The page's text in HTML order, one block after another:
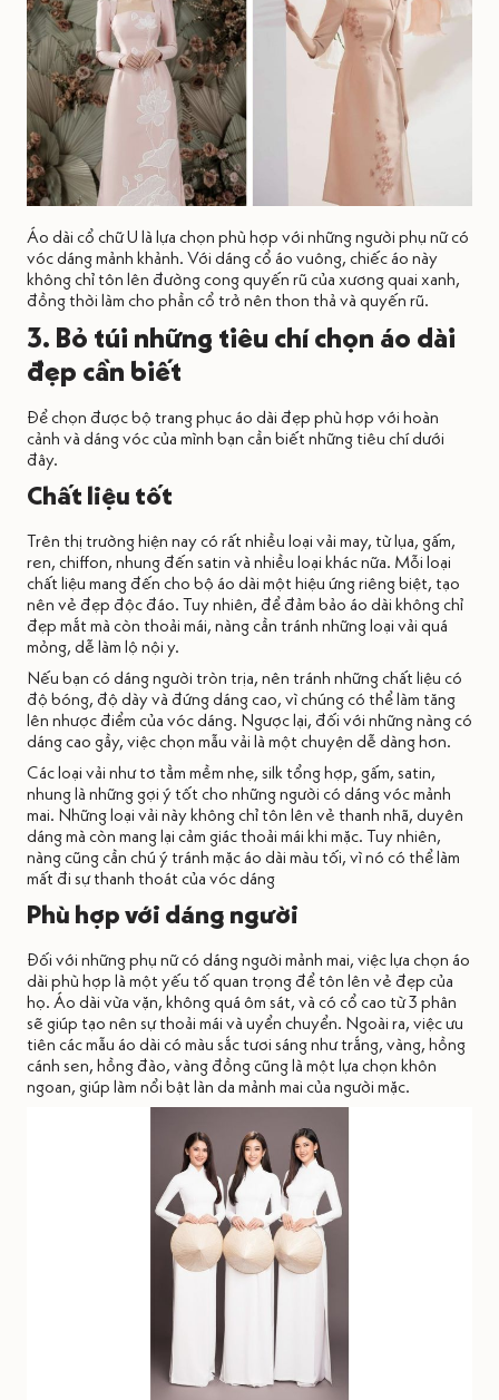
Áo dài cổ chữ U là lựa chọn phù hợp với những người phụ nữ có
vóc dáng mảnh khảnh. Với dáng cổ áo vuông, chiếc áo này
không chỉ tôn lên đường cong quyến rũ của xương quai xanh,
đồng thời làm cho phần cổ trở nên thon thả và quyến rũ.
3. Bỏ túi những tiêu chí chọn áo dài
đẹp cần biết
Để chọn được bộ trang phục áo dài đẹp phù hợp với hoàn
cảnh và dáng vóc của mình bạn cần biết những tiêu chí dưới
đây.
Chất liệu tốt
Trên thị trường hiện nay có rất nhiều loại vải may, từ lụa, gấm,
ren, chiffon, nhung đến satin và nhiều loại khác nữa. Mỗi loại
chất liệu mang đến cho bộ áo dài một hiệu ứng riêng biệt, tạo
nên vẻ đẹp độc đáo. Tuy nhiên, để đảm bảo áo dài không chỉ
đẹp mắt mà còn thoải mái, nàng cần tránh những loại vải quá
mỏng, dễ làm lộ nội y.
Nếu bạn có dáng người tròn trịa, nên tránh những chất liệu có
độ bóng, độ dày và đứng dáng cao, vì chúng có thể làm tăng
lên nhược điểm của vóc dáng. Ngược lại, đối với những nàng có
dáng cao gầy, việc chọn mẫu vải là một chuyện dễ dàng hơn.
Các loại vải như tơ tằm mềm nhẹ, silk tổng hợp, gấm, satin,
nhung là những gợi ý tốt cho những người có dáng vóc mảnh
mai. Những loại vải này không chỉ tôn lên vẻ thanh nhã, duyên
dáng mà còn mang lại cảm giác thoải mái khi mặc. Tuy nhiên,
nàng cũng cần chú ý tránh mặc áo dài màu tối, vì nó có thể làm
mất đi sự thanh thoát của vóc dáng
Phù hợp với dáng người
Đối với những phụ nữ có dáng người mảnh mai, việc lựa chọn áo
dài phù hợp là một yếu tố quan trọng để tôn lên vẻ đẹp của
họ. Áo dài vừa vặn, không quá ôm sát, và có cổ cao từ 3 phân
sẽ giúp tạo nên sự thoải mái và uyển chuyển. Ngoài ra, việc ưu
tiên các mẫu áo dài có màu sắc tươi sáng như trắng, vàng, hồng
cánh sen, hồng đào, vàng đồng cũng là một lựa chọn khôn
ngoan, giúp làm nổi bật làn da mảnh mai của người mặc.